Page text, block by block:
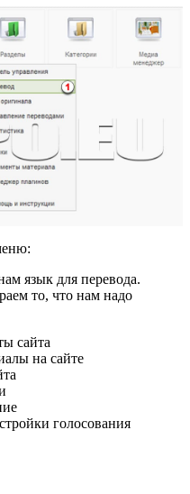
язык для перевода.
то, что нам надо
сайта
на сайте
голосования